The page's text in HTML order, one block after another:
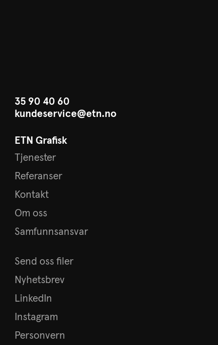
35 90 40 60
kundeservice@etn.no
ETN Grafisk
Tjenester
Referanser
Kontakt
Om oss
Samfunnsansvar
Send oss filer
Nyhetsbrev
LinkedIn
Instagram
Personvern